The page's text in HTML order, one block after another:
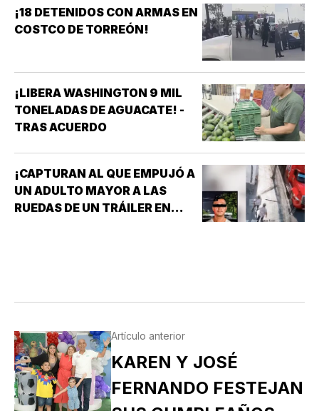
¡18 DETENIDOS CON ARMAS EN
COSTCO DE TORREÓN!
¡LIBERA WASHINGTON 9 MIL
TONELADAS DE AGUACATE! -
TRAS ACUERDO
¡CAPTURAN AL QUE EMPUJÓ A
UN ADULTO MAYOR A LAS
RUEDAS DE UN TRÁILER EN
Artículo anterior
KAREN Y JOSÉ
FERNANDO FESTEJAN